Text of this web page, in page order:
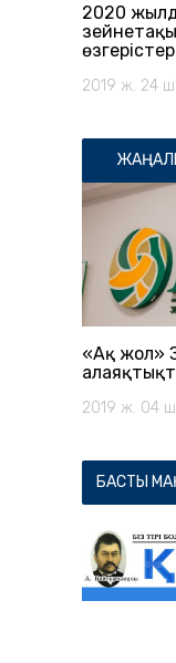
2020
2019 ж. 24
«Ақ жол»
2019 ж. 04
БАСТЫ